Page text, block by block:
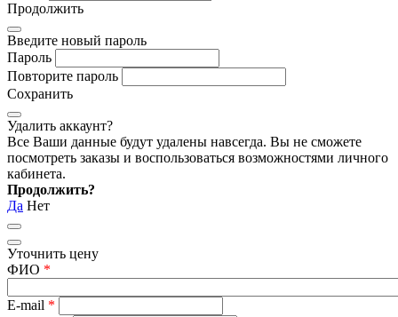
Продолжить
Введите новый пароль
Пароль
Повторите пароль
Сохранить
Удалить аккаунт?
Все Ваши данные будут удалены навсегда. Вы не сможете
посмотреть заказы и воспользоваться возможностями личного
кабинета.
Продолжить?
Да Нет
Уточнить цену
ФИО *
E-mail *